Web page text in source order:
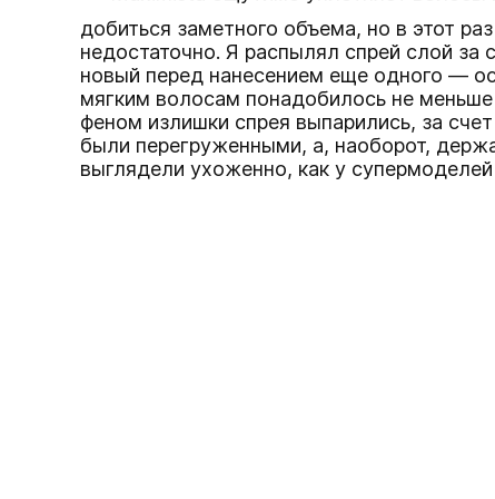
добиться заметного объема, но в этот
недостаточно. Я распылял спрей слой
новый перед нанесением еще одного —
мягким волосам понадобилось не
феном излишки спрея выпарились, за
были перегруженными, а, наоборот,
выглядели ухоженно, как у